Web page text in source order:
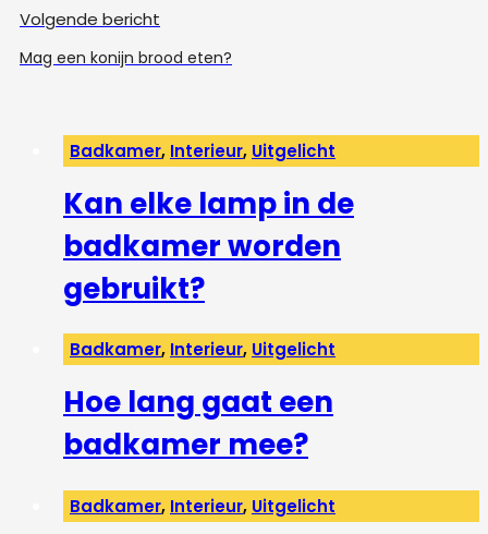
Volgende bericht
Mag een konijn brood eten?
Badkamer, Interieur, Uitgelicht
Kan elke lamp in de
badkamer worden
gebruikt?
Badkamer, Interieur, Uitgelicht
Hoe lang gaat een
badkamer mee?
Badkamer, Interieur, Uitgelicht